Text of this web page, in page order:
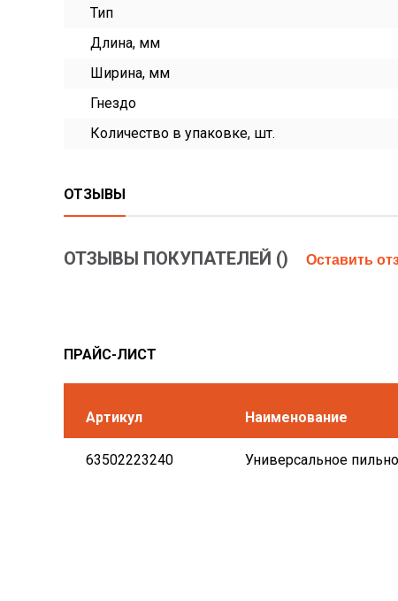
Тип
Длина, мм
Ширина, мм
Гнездо
Количество в упаковке, шт.
ОТЗЫВЫ
ОТЗЫВЫ ПОКУПАТЕЛЕЙ () Оставить
ПРАЙС-ЛИСТ
Артикул Наименование
63502223240 Универсальное